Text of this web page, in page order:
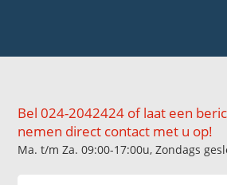
Bel 024-2042424 of laat een
nemen direct contact met u op!
Ma. t/m Za. 09:00-17:00u, Zondags